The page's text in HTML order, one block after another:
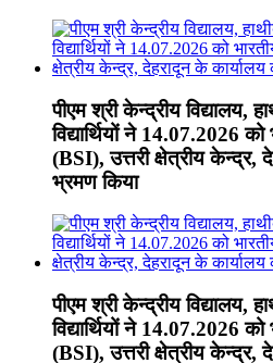
पीएम श्री केन्द्रीय विद्यालय,
विद्यार्थियों ने 14.07.2026 को
(BSI), उत्तरी क्षेत्रीय केन्द्र,
भ्रमण किया
पीएम श्री केन्द्रीय विद्यालय,
विद्यार्थियों ने 14.07.2026 को
(BSI), उत्तरी क्षेत्रीय केन्द्र,